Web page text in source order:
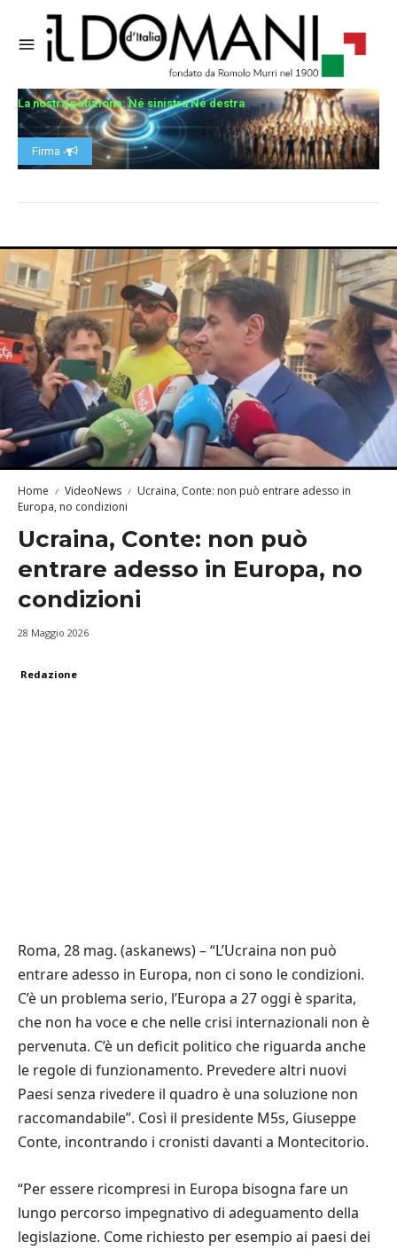
La nostra petizione: Né sinistra Né destra
Firma -
Home VideoNews
Ucraina, Conte: non può entrare adesso in
Europa, no condizioni
Ucraina, Conte: non può
entrare adesso in Europa, no
condizioni
28 Maggio 2026
Redazione
Roma, 28 mag. (askanews) – “L’Ucraina non può
entrare adesso in Europa, non ci sono le condizioni.
C’è un problema serio, l’Europa a 27 oggi è sparita,
che non ha voce e che nelle crisi internazionali non è
pervenuta. C’è un deficit politico che riguarda anche
le regole di funzionamento. Prevedere altri nuovi
Paesi senza rivedere il quadro è una soluzione non
raccomandabile”. Così il presidente M5s, Giuseppe
Conte, incontrando i cronisti davanti a Montecitorio.
“Per essere ricompresi in Europa bisogna fare un
lungo percorso impegnativo di adeguamento della
legislazione. Come richiesto per esempio ai paesi dei